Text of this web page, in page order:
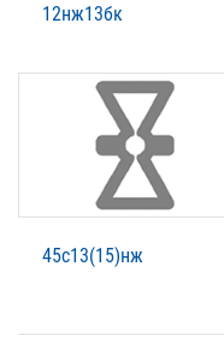
12нж13бк
45с13(15)нж